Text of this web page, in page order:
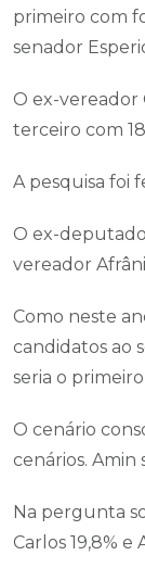
primeiro com
senador
O ex-vereador
terceiro com
A pesquisa foi
O ex-deputado
vereador
Como neste
candidatos ao
seria o
O cenário
cenários. Amin
Na pergunta
Carlos 19,8% e